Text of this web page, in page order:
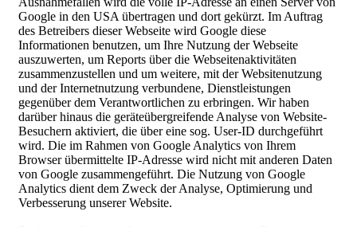
Google in den USA übertragen und dort gekürzt. Im Auftrag
des Betreibers dieser Webseite wird Google diese
Informationen benutzen, um Ihre Nutzung der Webseite
auszuwerten, um Reports über die Webseitenaktivitäten
zusammenzustellen und um weitere, mit der Websitenutzung
und der Internetnutzung verbundene, Dienstleistungen
gegenüber dem Verantwortlichen zu erbringen. Wir haben
darüber hinaus die geräteübergreifende Analyse von Website-
Besuchern aktiviert, die über eine sog. User-ID durchgeführt
wird. Die im Rahmen von Google Analytics von Ihrem
Browser übermittelte IP-Adresse wird nicht mit anderen Daten
von Google zusammengeführt. Die Nutzung von Google
Analytics dient dem Zweck der Analyse, Optimierung und
Verbesserung unserer Website.